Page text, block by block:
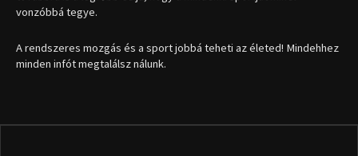
vonzóbbá tegye.
A rendszeres mozgás és a sport jobbá teheti az életed! Mindehhez
minden infót megtalálsz nálunk.